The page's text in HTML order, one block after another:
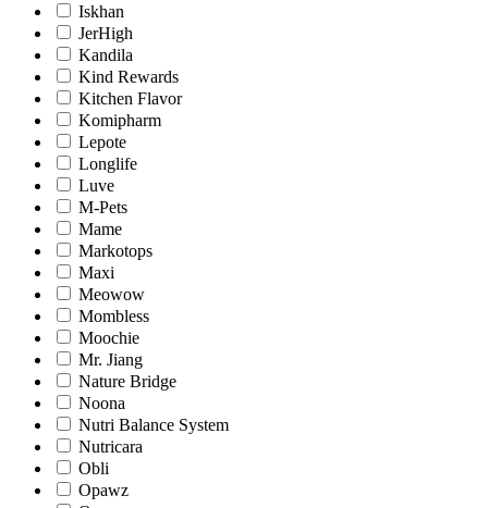
Iskhan
JerHigh
Kandila
Kind Rewards
Kitchen Flavor
Komipharm
Lepote
Longlife
Luve
M-Pets
Mame
Markotops
Maxi
Meowow
Mombless
Moochie
Mr. Jiang
Nature Bridge
Noona
Nutri Balance System
Nutricara
Obli
Opawz